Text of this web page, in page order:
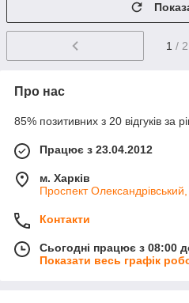
1 / 2
Про нас
85% позитивних з 20 відгуків за
Працює з 23.04.2012
м. Харків
Проспект
Контакти
Сьогодні працює з 08:00
Показати весь графік